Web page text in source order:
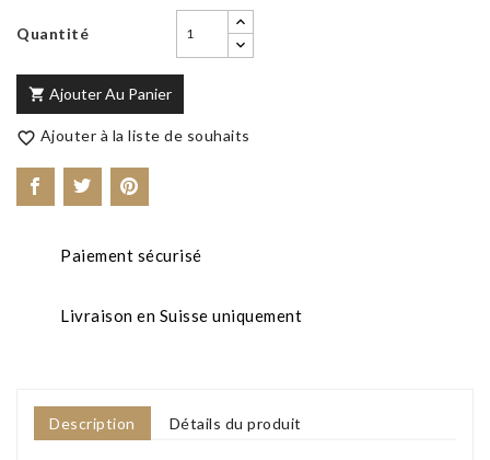
Quantité
 Ajouter Au Panier
 Ajouter à la liste de souhaits
Paiement sécurisé
Livraison en Suisse uniquement
Description Détails du produit